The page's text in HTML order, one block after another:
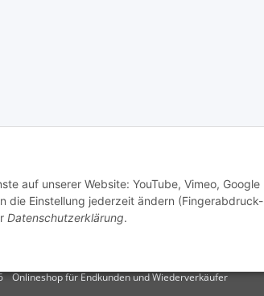
auf unserer Website: YouTube, Vimeo, Google
die Einstellung jederzeit ändern (Fingerabdruck-
Datenschutzerklärung.
Onlineshop für Endkunden und Wiederverkäufer